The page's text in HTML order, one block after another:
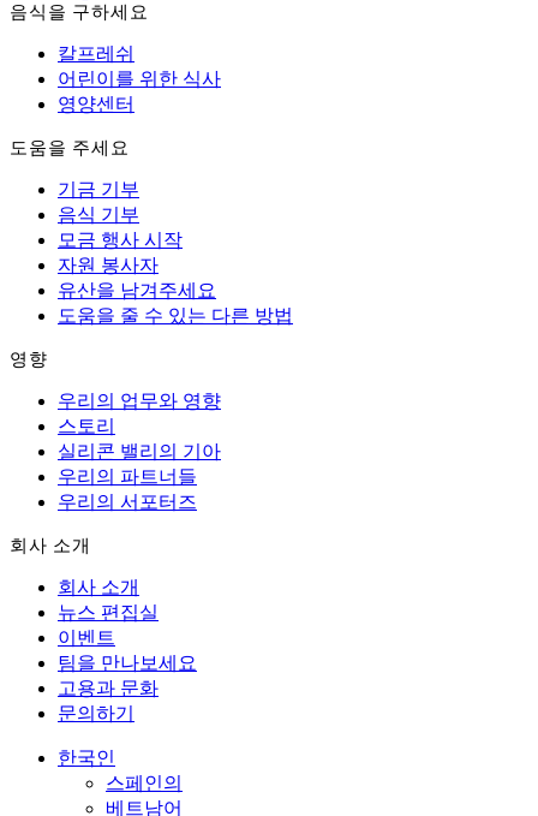
음식을 구하세요
칼프레쉬
어린이를 위한 식사
영양센터
도움을 주세요
기금 기부
음식 기부
모금 행사 시작
자원 봉사자
유산을 남겨주세요
도움을 줄 수 있는 다른 방법
영향
우리의 업무와 영향
스토리
실리콘 밸리의 기아
우리의 파트너들
우리의 서포터즈
회사 소개
회사 소개
뉴스 편집실
이벤트
팀을 만나보세요
고용과 문화
문의하기
한국인
스페인의
베트남어